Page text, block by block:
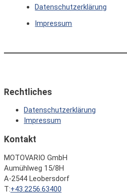
Datenschutzerklärung
Impressum
Rechtliches
Datenschutzerklärung
Impressum
Kontakt
MOTOVARIO GmbH
Aumühlweg 15/8H
A-2544 Leobersdorf
T:+43.2256.63400